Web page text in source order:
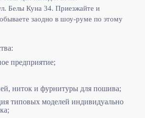
Белы Куна 34. Приезжайте и
заодно в шоу-руме по этому
предприятие;
ниток и фурнитуры для пошива;
типовых моделей индивидуально